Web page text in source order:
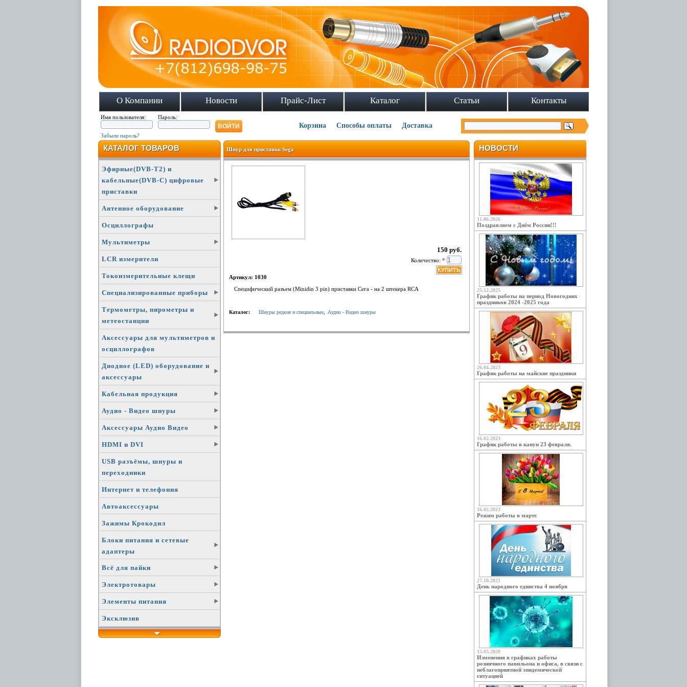
О Компании Новости Прайс-Лист Каталог Статьи Контакты
Имя пользователя: Пароль:
Забыли пароль?
Корзина Способы оплаты Доставка
КАТАЛОГ ТОВАРОВ
Эфирные(DVB-T2) и
кабельные(DVB-C) цифровые
приставки
Антенное оборудование
Осциллографы
Мультиметры
LCR измерители
Токоизмерительные клещи
Специализированные приборы
Термометры, пирометры и
метеостанции
Аксессуары для мультиметров и
осциллографов
Диодное (LED) оборудование и
аксессуары
Кабельная продукция
Аудио - Видео шнуры
Аксессуары Аудио Видео
HDMI и DVI
USB разъёмы, шнуры и
переходники
Интернет и телефония
Автоаксессуары
Зажимы Крокодил
Блоки питания и сетевые
адаптеры
Всё для пайки
Электротовары
Элементы питания
Эксклюзив
НОВОСТИ
11.06.2026
Поздравляем с Днём России!!!
25.12.2025
График работы на период Новогодних
праздников 2024 -2025 года
26.04.2023
График работы на майские праздники
16.02.2023
График работы в канун 23 февраля.
16.02.2023
Режим работы в марте
27.10.2021
День народного единства 4 ноября
13.05.2020
Изменения в графиках работы
розничного павильона и офиса, в связи с
неблагоприятной эпидемической
ситуацией
Шнур для приставки Sega
150 руб.
Количество:*
Артикул: 1030
Специфический разъем (Minidin 3 pin) приставки Сега - на 2 штекера RCA
Каталог: Шнуры редкие и специальные Аудио - Видео шнуры